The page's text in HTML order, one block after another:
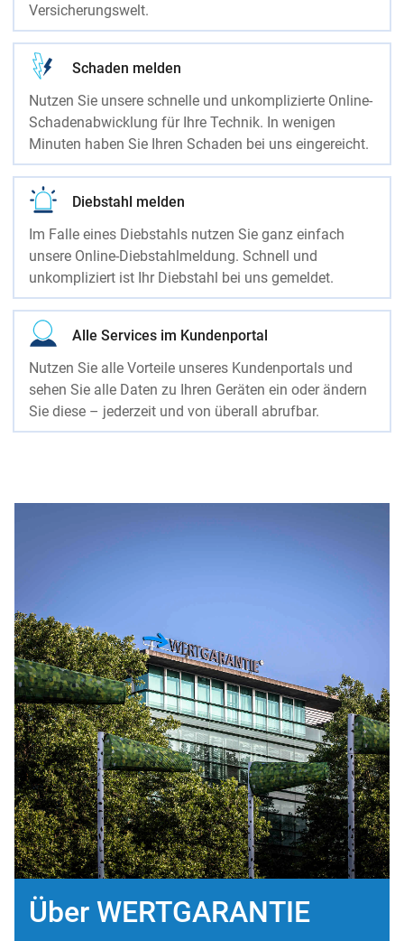
Versicherungswelt.
Schaden melden
Nutzen Sie unsere schnelle und unkomplizierte Online-
Schadenabwicklung für Ihre Technik. In wenigen
Minuten haben Sie Ihren Schaden bei uns eingereicht.
Diebstahl melden
Im Falle eines Diebstahls nutzen Sie ganz einfach
unsere Online-Diebstahlmeldung. Schnell und
unkompliziert ist Ihr Diebstahl bei uns gemeldet.
Alle Services im Kundenportal
Nutzen Sie alle Vorteile unseres Kundenportals und
sehen Sie alle Daten zu Ihren Geräten ein oder ändern
Sie diese – jederzeit und von überall abrufbar.
Über WERTGARANTIE